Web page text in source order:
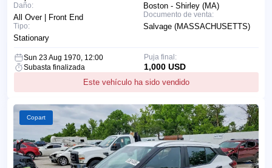
Boston - Shirley (MA)
Documento de venta:
Salvage (MASSACHUSETTS)
Daño:
All Over | Front End
Tipo:
Stationary
Sun 23 Aug 1970, 12:00
Subasta finalizada
Este vehículo ha sido vendido
Puja final:
1,000 USD
Copart